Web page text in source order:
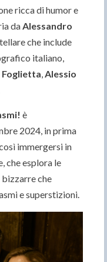
ricca di humor e
daAlessandro
che include
italiano,
Foglietta,Alessio
è
2024, in prima
immergersi in
che esplora le
che
e superstizioni.